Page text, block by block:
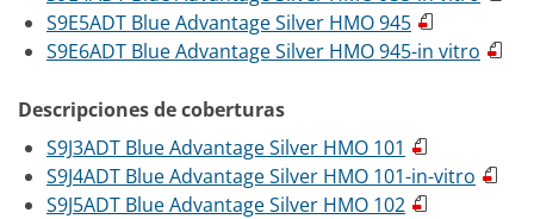
S9E5ADT Blue Advantage Silver HMO 945
S9E6ADT Blue Advantage Silver HMO 945-in vitro
Descripciones de coberturas
S9J3ADT Blue Advantage Silver HMO 101
S9J4ADT Blue Advantage Silver HMO 101-in-vitro
S9J5ADT Blue Advantage Silver HMO 102